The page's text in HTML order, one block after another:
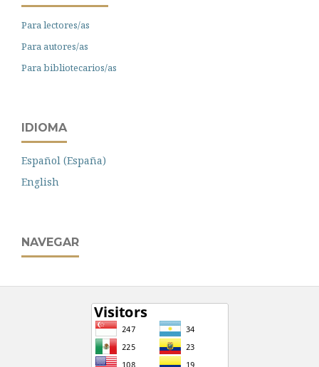
Para lectores/as
Para autores/as
Para bibliotecarios/as
IDIOMA
Español (España)
English
NAVEGAR